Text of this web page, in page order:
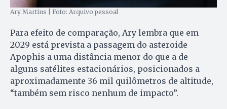
Ary Martins | Foto: Arquivo pessoal
Para efeito de comparação, Ary lembra que em
2029 está prevista a passagem do asteroide
Apophis a uma distância menor do que a de
alguns satélites estacionários, posicionados a
aproximadamente 36 mil quilômetros de altitude,
“também sem risco nenhum de impacto”.